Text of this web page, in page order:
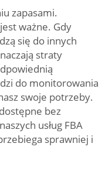
zapasami.
ważne. Gdy
się do innych
straty
do monitorowania
swoje potrzeby.
bez
usług FBA
sprawniej i